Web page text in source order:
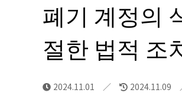
폐기 계정의
절한 법적 조
2024.11.01 2024.11.09